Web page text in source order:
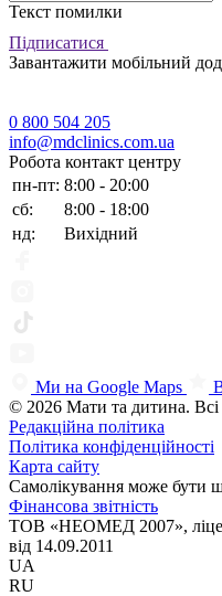
Текст помилки
Підписатися
Завантажити мобільний
0 800 504 205
info@mdclinics.com.ua
Робота контакт центру
пн-пт: 8:00 - 20:00
сб:
8:00 - 18:00
нд:
Вихідний
Ми на Google Maps
© 2026 Мати та дитина. Всі
Редакційна політика
Політика конфіденційності
Карта сайту
Самолікування може бути
Фінансова звітність
ТОВ «НЕОМЕД 2007»,
від 14.09.2011
UA
RU